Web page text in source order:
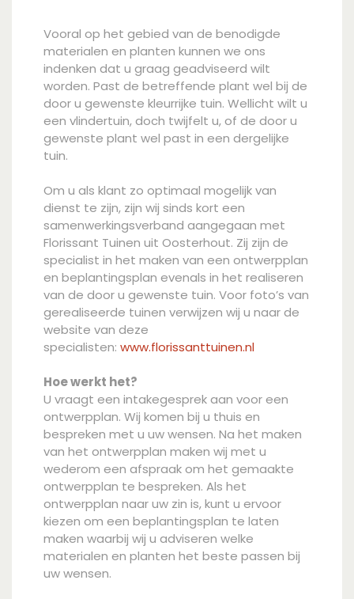
Vooral op het gebied van de benodigde
materialen en planten kunnen we ons
indenken dat u graag geadviseerd wilt
worden. Past de betreffende plant wel bij de
door u gewenste kleurrijke tuin. Wellicht wilt u
een vlindertuin, doch twijfelt u, of de door u
gewenste plant wel past in een dergelijke
tuin.
Om u als klant zo optimaal mogelijk van
dienst te zijn, zijn wij sinds kort een
samenwerkingsverband aangegaan met
Florissant Tuinen uit Oosterhout. Zij zijn de
specialist in het maken van een ontwerpplan
en beplantingsplan evenals in het realiseren
van de door u gewenste tuin. Voor foto’s van
gerealiseerde tuinen verwijzen wij u naar de
website van deze
specialisten: www.florissanttuinen.nl
Hoe werkt het?
U vraagt een intakegesprek aan voor een
ontwerpplan. Wij komen bij u thuis en
bespreken met u uw wensen. Na het maken
van het ontwerpplan maken wij met u
wederom een afspraak om het gemaakte
ontwerpplan te bespreken. Als het
ontwerpplan naar uw zin is, kunt u ervoor
kiezen om een beplantingsplan te laten
maken waarbij wij u adviseren welke
materialen en planten het beste passen bij
uw wensen.